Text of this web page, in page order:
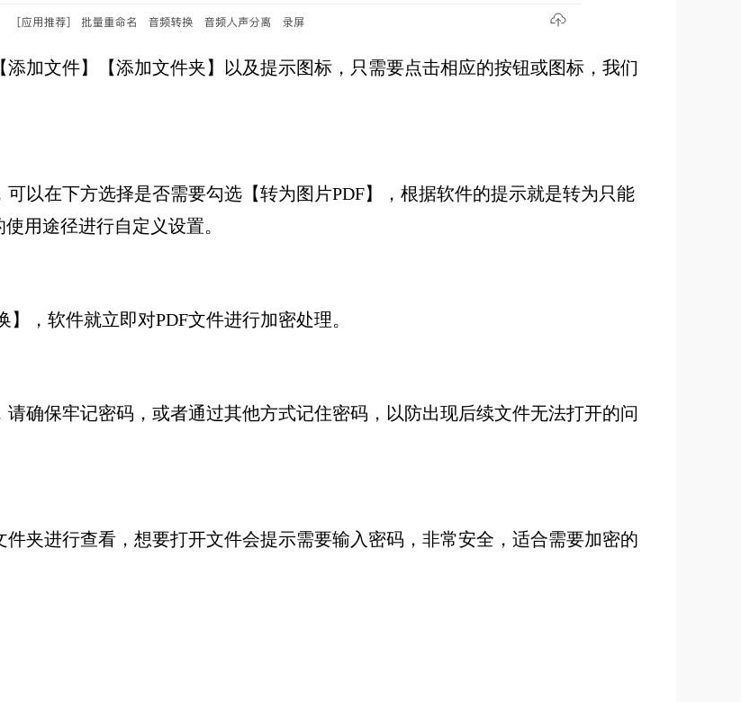
加文件】【添加文件夹】以及提示图标，只需要点击相应的按钮或图标，我们
以在下方选择是否需要勾选【转为图片PDF】，根据软件的提示就是转为只能
用途径进行自定义设置。
，软件就立即对PDF文件进行加密处理。
确保牢记密码，或者通过其他方式记住密码，以防出现后续文件无法打开的问
夹进行查看，想要打开文件会提示需要输入密码，非常安全，适合需要加密的